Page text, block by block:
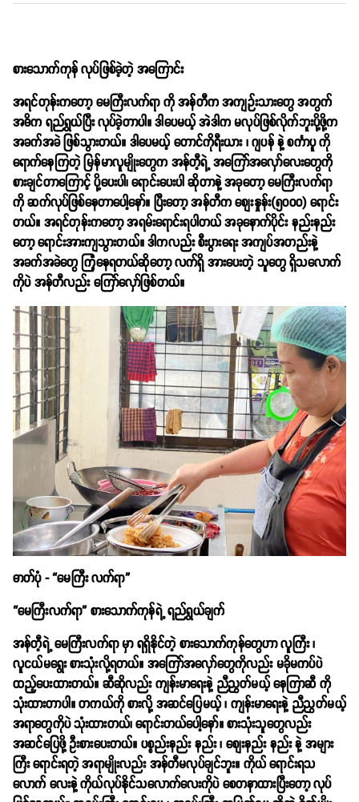
စားသောက်ကုန် လုပ်ဖြစ်ခဲ့တဲ့ အကြောင်း
အရင်တုန်းကတော့ မေကြီးလက်ရာ ကို အန်တီက အကျဉ်းသားတွေ အတွက်
အဓိက ရည်ရွယ်ပြီး လုပ်ခဲ့တာပါ။ ဒါပေမယ့် အဲဒါက မလုပ်ဖြစ်လိုက်ဘူးပို့ဖို့က
အခက်အခဲ ဖြစ်သွားတယ်။ ဒါပေမယ့် တောင်ကိုရီးယား ၊ ဂျပန် နဲ့ စင်္ကာပူ ကို
ရောက်နေကြတဲ့ မြန်မာလူမျိုးတွေက အန်တီ့ရဲ့ အကြော်အလှော်လေးတွေကို
စားချင်တာကြောင့် ပို့ပေးပါ၊ ရောင်းပေးပါ ဆိုတာနဲ့ အခုတော့ မေကြီးလက်ရာ
ကို ဆက်လုပ်ဖြစ်နေတာပေါ့နော်။ ပြီးတော့ အန်တီက စျေးနှုန်း(၅၀၀၀) ရောင်း
တယ်။ အရင်တုန်းကတော့ အရမ်းရောင်းရပါတယ် အခုနောက်ပိုင်း နည်းနည်း
တော့ ရောင်းအားကျသွားတယ်။ ဒါကလည်း စီးပွားရေး အကျပ်အတည်းနဲ့
အခက်အခဲတွေ ကြုံနေရတယ်ဆိုတော့ လက်ရှိ အားပေးတဲ့ သူတွေ ရှိသလောက်
ကိုပဲ အန်တီလည်း ကြော်လှော်ဖြစ်တယ်။
ဓာတ်ပုံ - “မေကြီး လက်ရာ”
“မေကြီးလက်ရာ” စားသောက်ကုန်ရဲ့ ရည်ရွယ်ချက်
အန်တီ့ရဲ့ မေကြီးလက်ရာ မှာ ရရှိနိုင်တဲ့ စားသောက်ကုန်တွေဟာ လူကြီး ၊
လူငယ်မရွေး စားသုံးလို့ရတယ်။ အကြော်အလှော်တွေကိုလည်း မခိုမကပ်ပဲ
ထည့်ပေးထားတယ်။ ဆီဆိုလည်း ကျန်းမာရေးနဲ့ ညီညွတ်မယ့် နေကြာဆီ ကို
သုံးထားတာပါ။ တကယ်ကို စားလို့ အဆင်ပြေမယ့် ၊ ကျန်းမာရေးနဲ့ ညီညွှတ်မယ့်
အရာတွေကိုပဲ သုံးထားတယ်၊ ရောင်းတယ်ပေါ့နော်။ စားသုံးသူတွေလည်း
အဆင်ပြေဖို့ ဦးစားပေးတယ်။ ပစ္စည်းနည်း နည်း ၊ စျေးနည်း နည်း နဲ့ အများ
ကြီး ရောင်းရတဲ့ အရာမျိုးလည်း အန်တီမလုပ်ချင်ဘူး။ ကိုယ် ရောင်းရသ
လောက် လေးနဲ့ ကိုယ်လုပ်နိုင်သလောက်လေးကိုပဲ စေတနာထားပြီးတော့ လုပ်